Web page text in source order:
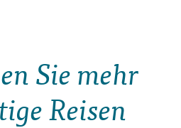
Sie mehr
Reisen